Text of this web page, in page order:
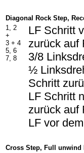
Diagonal Rock Step,
1, 2
+
3 + 4
5, 6
7, 8
LF Schritt
zurück auf
3/8
½
Schritt
LF Schritt
zurück auf
LF vor
Cross Step, Full unwind